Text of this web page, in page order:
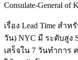
Consulate-General of
เรื่อง Lead Time สำ
วัน) NYC มี ระดับสูง
เสร็จใน 7 วันทำการ